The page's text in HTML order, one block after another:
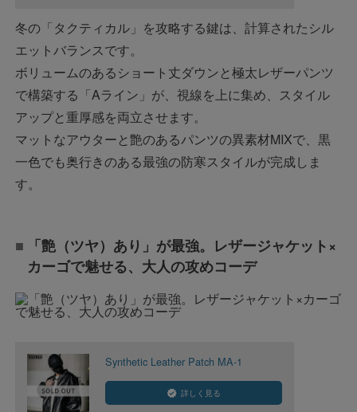
冬の「タクティカル」を攻略する鍵は、計算されたシル
エットバランスです。
ボリュームのあるショート丈ダウンと極太レザーパンツ
で構築する「Aライン」が、視線を上に集め、スタイル
アップと重厚感を両立させます。
マットなアウターと艶のあるパンツの異素材MIXで、黒
一色でも奥行きのある最強の防寒スタイルが完成しま
す。
「艶（ツヤ）あり」が最強。レザージャケット×
カーゴで魅せる、大人の攻めコーデ
Synthetic Leather Patch MA-1
詳しく見る